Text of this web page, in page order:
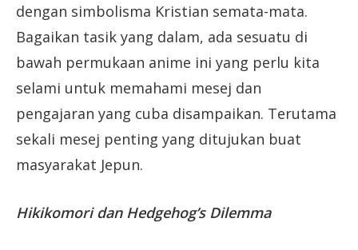
dengan simbolisma Kristian semata-mata.
Bagaikan tasik yang dalam, ada sesuatu di
bawah permukaan anime ini yang perlu kita
selami untuk memahami mesej dan
pengajaran yang cuba disampaikan. Terutama
sekali mesej penting yang ditujukan buat
masyarakat Jepun.
Hikikomori dan Hedgehog’s Dilemma